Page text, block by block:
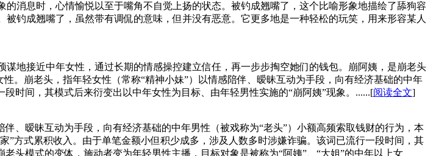
消息时，心情愉悦以至于嘴角不自觉上扬的状态。被钓成翘嘴了，​这个比喻形象地描绘了舔狗容
钓成翘嘴了，虽然带有调侃的意味，但并没有恶意。它更多地是一种轻松的玩笑，用来形容某人
地接近中年女性，通过长期的情感操控建立信任，再一步步掏空她们的钱包。崩阿姨，是崩老头
。崩老头，指年轻女性（常称“精神小妹”）以情感陪伴、暧昧互动为手段，向有经济基础的中年
时间，其模式后来衍变出以中年女性为目标、由年轻男性实施的“崩阿姨”现象。......[阅读全文]
、暧昧互动为手段，向有经济基础的中年男性（被戏称为“老头”）小额高频索取钱财的行为，本
”方式累积收入。由于单笔金额小但积少成多，涉及人数多时涉嫌诈骗。该词已流行一段时间，其
头模式的变体，施动者变为年轻男性主播，目标对象是被称为“阿姨”、“大姐”的中年以上女